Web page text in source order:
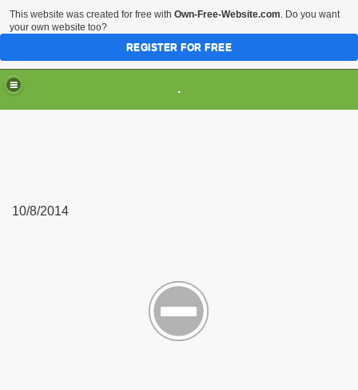
.
10/8/2014
This website was created for free with Own-Free-Website.com. Do you want
your own website too?
REGISTER FOR FREE